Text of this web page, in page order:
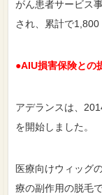
がん患者サービス
され、累計で1,800
●AIU損害保険との
アデランスは、
を開始しました。
医療向けウィッグ
療の副作用の脱毛